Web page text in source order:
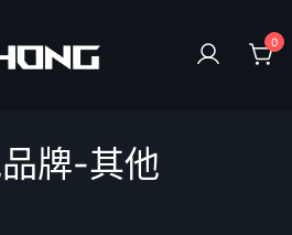
0
牌-其他